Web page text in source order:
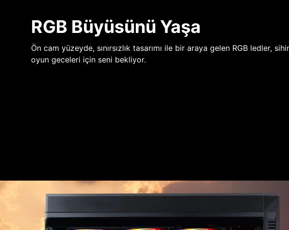
RGB Büyüsünü Yaşa
Ön cam yüzeyde, sınırsızlık tasarımı ile bir araya gelen RGB ledler,
oyun geceleri için seni bekliyor.